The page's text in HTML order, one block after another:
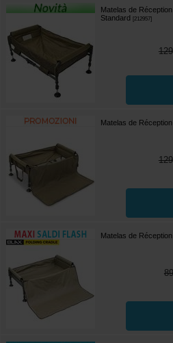
Matelas de
Standard [212957]
129
Matelas de
129
Matelas de
89